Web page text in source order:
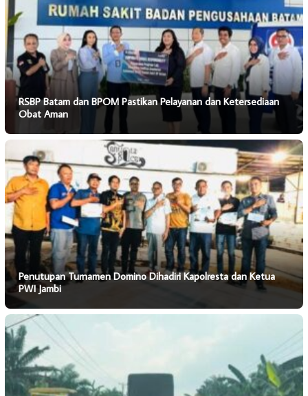
RSBP Batam dan BPOM Pastikan Pelayanan dan Ketersediaan
Obat Aman
Penutupan Turnamen Domino Dihadiri Kapolresta dan Ketua
PWI Jambi